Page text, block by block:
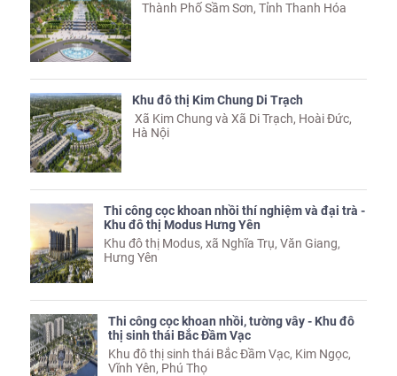
Thành Phố Sầm Sơn, Tỉnh Thanh Hóa
Khu đô thị Kim Chung Di Trạch
Xã Kim Chung và Xã Di Trạch, Hoài Đức,
Hà Nội
Thi công cọc khoan nhồi thí nghiệm và đại trà -
Khu đô thị Modus Hưng Yên
Khu đô thị Modus, xã Nghĩa Trụ, Văn Giang,
Hưng Yên
Thi công cọc khoan nhồi, tường vây - Khu đô
thị sinh thái Bắc Đầm Vạc
Khu đô thị sinh thái Bắc Đầm Vạc, Kim Ngọc,
Vĩnh Yên, Phú Thọ